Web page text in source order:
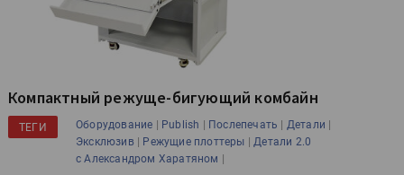
Компактный режуще-бигующий комбайн
ТЕГИ Оборудование | Publish | Послепечать | Детали |
Эксклюзив | Режущие плоттеры |Детали 2.0
с Александром Харатяном |